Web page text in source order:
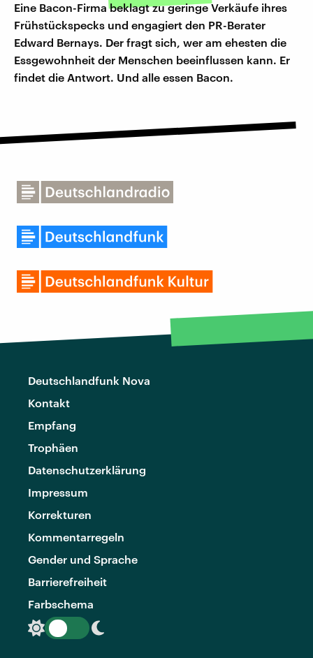
Eine Bacon-Firma beklagt zu geringe Verkäufe ihres
Frühstückspecks und engagiert den PR-Berater
Edward Bernays. Der fragt sich, wer am ehesten die
Essgewohnheit der Menschen beeinflussen kann. Er
findet die Antwort. Und alle essen Bacon.
Deutschlandfunk Nova
Kontakt
Empfang
Trophäen
Datenschutzerklärung
Impressum
Korrekturen
Kommentarregeln
Gender und Sprache
Barrierefreiheit
Farbschema